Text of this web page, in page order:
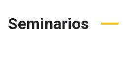
Seminarios